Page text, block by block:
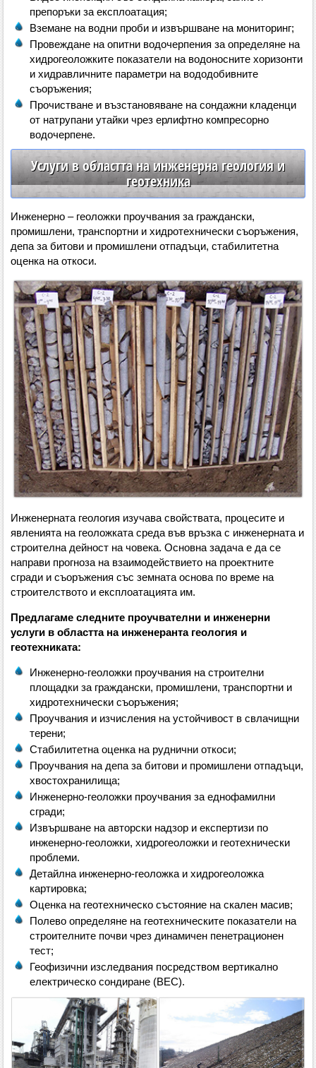
препоръки за експлоатация;
Вземане на водни проби и извършване на мониторинг;
Провеждане на опитни водочерпения за определяне на
хидрогеоложките показатели на водоносните хоризонти
и хидравличните параметри на вододобивните
съоръжения;
Прочистване и възстановяване на сондажни кладенци
от натрупани утайки чрез ерлифтно компресорно
водочерпене.
Услуги в областта на инженерна геология и
геотехника
Инженерно – геоложки проучвания за граждански,
промишлени, транспортни и хидротехнически съоръжения,
депа за битови и промишлени отпадъци, стабилитетна
оценка на откоси.
Инженерната геология изучава свойствата, процесите и
явленията на геоложката среда във връзка с инженерната и
строителна дейност на човека. Основна задача е да се
направи прогноза на взаимодействието на проектните
сгради и съоръжения със земната основа по време на
строителството и експлоатацията им.
Предлагаме следните проучвателни и инженерни
услуги в областта на инженеранта геология и
геотехниката:
Инженерно-геоложки проучвания на строителни
площадки за граждански, промишлени, транспортни и
хидротехнически съоръжения;
Проучвания и изчисления на устойчивост в свлачищни
терени;
Стабилитетна оценка на руднични откоси;
Проучвания на депа за битови и промишлени отпадъци,
хвостохранилища;
Инженерно-геоложки проучвания за еднофамилни
сгради;
Извършване на авторски надзор и експертизи по
инженерно-геоложки, хидрогеоложки и геотехнически
проблеми.
Детайлна инженерно-геоложка и хидрогеоложка
картировка;
Оценка на геотехническо състояние на скален масив;
Полево определяне на геотехническите показатели на
строителните почви чрез динамичен пенетрационен
тест;
Геофизични изследвания посредством вертикално
електричeско сондиране (ВЕС).